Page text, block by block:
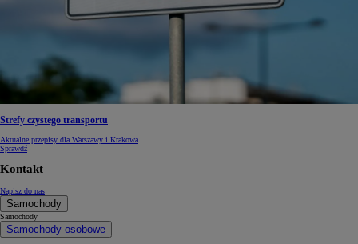
Strefy czystego transportu
Aktualne przepisy dla Warszawy i Krakowa
Sprawdź
Kontakt
Napisz do nas
Samochody
Samochody
Samochody osobowe